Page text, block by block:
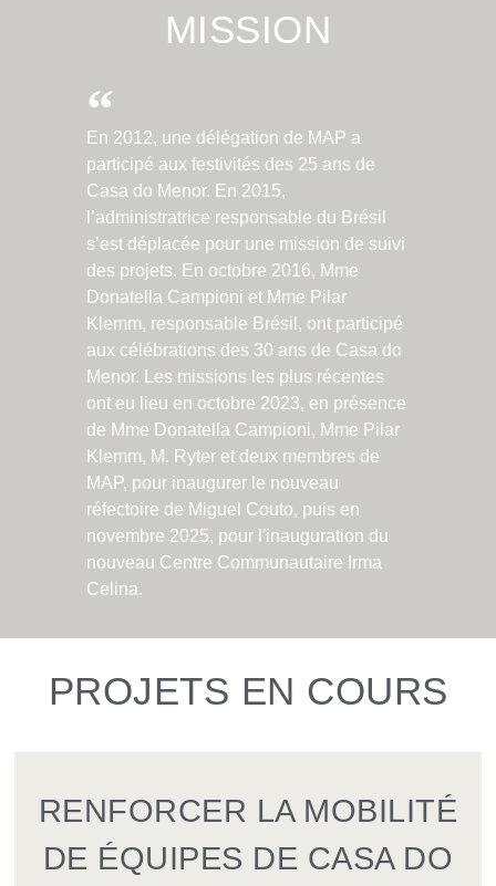
MISSION
En 2012, une délégation de MAP a
participé aux festivités des 25 ans de
Casa do Menor. En 2015,
l’administratrice responsable du Brésil
s’est déplacée pour une mission de suivi
des projets. En octobre 2016, Mme
Donatella Campioni et Mme Pilar
Klemm, responsable Brésil, ont participé
aux célébrations des 30 ans de Casa do
Menor. Les missions les plus récentes
ont eu lieu en octobre 2023, en présence
de Mme Donatella Campioni, Mme Pilar
Klemm, M. Ryter et deux membres de
MAP, pour inaugurer le nouveau
réfectoire de Miguel Couto, puis en
novembre 2025, pour l'inauguration du
nouveau Centre Communautaire Irma
Celina.
PROJETS EN COURS
RENFORCER LA MOBILITÉ
DE ÉQUIPES DE CASA DO